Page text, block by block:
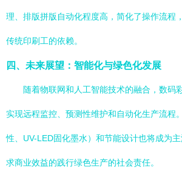
理、排版拼版自动化程度高，简化了操作流程
传统印刷工的依赖。
四、未来展望：智能化与绿色化发展
随着物联网和人工智能技术的融合，数码
实现远程监控、预测性维护和自动化生产流程
性、UV-LED固化墨水）和节能设计也将成为
求商业效益的践行绿色生产的社会责任。